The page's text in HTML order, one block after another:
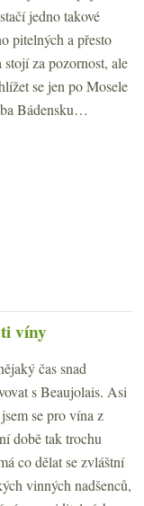
jedno takové
pitelných a přesto
za pozornost, ale
se jen po Mosele
Bádensku…
víny
čas snad
s Beaujolais. Asi
se pro vína z
době tak trochu
co dělat se zvláštní
vinných nadšenců,